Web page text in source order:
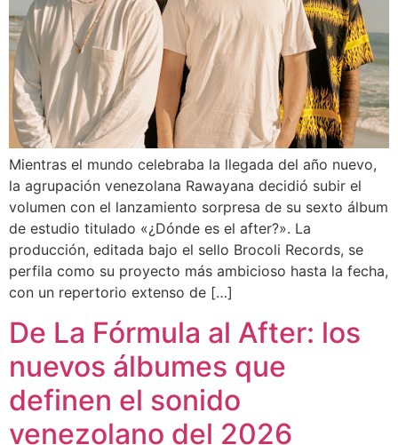
Mientras el mundo celebraba la llegada del año nuevo,
la agrupación venezolana Rawayana decidió subir el
volumen con el lanzamiento sorpresa de su sexto álbum
de estudio titulado «¿Dónde es el after?». La
producción, editada bajo el sello Brocoli Records, se
perfila como su proyecto más ambicioso hasta la fecha,
con un repertorio extenso de […]
De La Fórmula al After: los
nuevos álbumes que
definen el sonido
venezolano del 2026